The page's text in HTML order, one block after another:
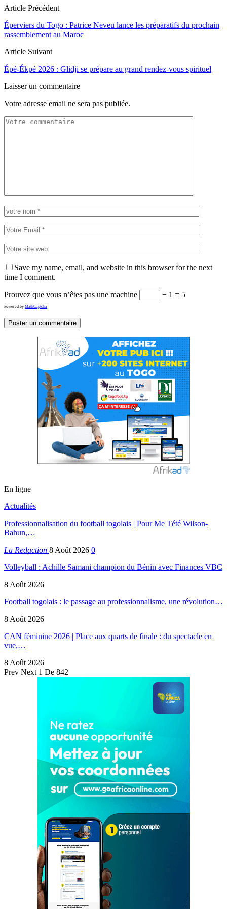
Article Précédent
Éperviers du Togo : Patrice Neveu lance les préparatifs du prochain
rassemblement au Maroc
Article Suivant
Épé-Ékpé 2026 : Glidji se prépare au grand rendez-vous spirituel
Laisser un commentaire
Votre adresse email ne sera pas publiée.
Save my name, email, and website in this browser for the next
time I comment.
Prouvez que vous n’êtes pas une machine − 1 = 5
Powered by MathCaptcha
En ligne
Actualités
Professionnalisation du football togolais | Pour Me Tété Wilson-
Bahun,…
La Redaction 8 Août 2026 0
Volleyball : Achille Samani champion du Bénin avec Finances VBC
8 Août 2026
Football togolais : le passage au professionnalisme, une révolution…
8 Août 2026
CAN féminine 2026 | Place aux quarts de finale : du spectacle en
vue,…
8 Août 2026
Prev Next 1 De 842